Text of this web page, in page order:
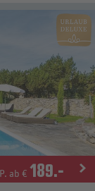
ab € 189.-